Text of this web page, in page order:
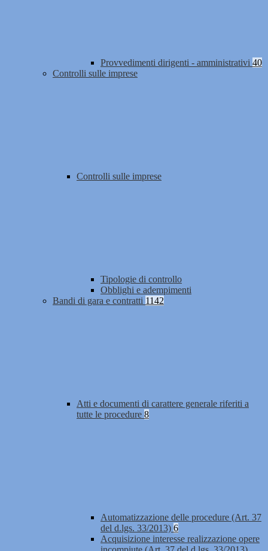
Provvedimenti dirigenti - amministrativi 40
Controlli sulle imprese
Controlli sulle imprese
Tipologie di controllo
Obblighi e adempimenti
Bandi di gara e contratti 1142
Atti e documenti di carattere generale riferiti a
tutte le procedure 8
Automatizzazione delle procedure (Art. 37
del d.lgs. 33/2013) 6
Acquisizione interesse realizzazione opere